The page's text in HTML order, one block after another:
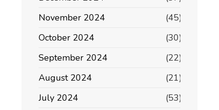
November 2024
(45)
October 2024
(30)
September 2024
(22)
August 2024
(21)
July 2024
(53)